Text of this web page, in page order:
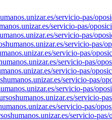
servicio-pas/
servicio-pas/
servicio-pas/
servicio-pas/
servicio-pas/
servicio-pas/
servicio-pas/
servicio-pas/
servicio-pas/
servicio-
servicio-pas/
servicio-